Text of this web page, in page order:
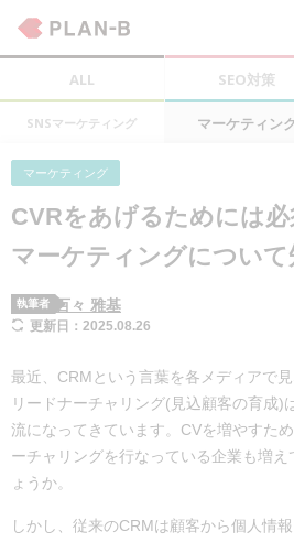
ALL SEO対策
SNSマーケティング マーケティン
マーケティング
CVRをあげるためには
マーケティングについて
執筆者 百々 雅基
更新日：2025.08.26
最近、CRMという言葉を各メディアで
リードナーチャリング(見込顧客の育成)
流になってきています。CVを増やすた
ーチャリングを行なっている企業も増
ょうか。
しかし、従来のCRMは顧客から個人情